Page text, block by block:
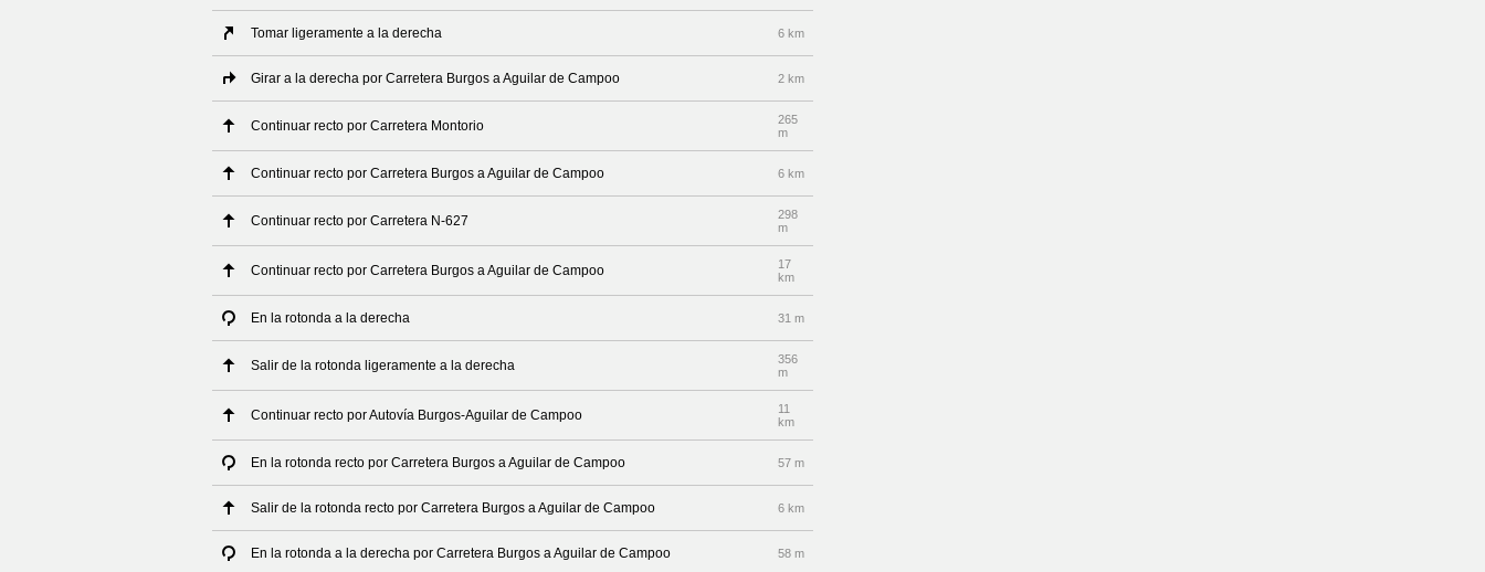
Tomar ligeramente a la derecha 6 km
Girar a la derecha por Carretera Burgos a Aguilar de Campoo 2 km
Continuar recto por Carretera Montorio
265
m
Continuar recto por Carretera Burgos a Aguilar de Campoo 6 km
Continuar recto por Carretera N-627
298
m
Continuar recto por Carretera Burgos a Aguilar de Campoo
17
km
En la rotonda a la derecha 31 m
Salir de la rotonda ligeramente a la derecha
356
m
Continuar recto por Autovía Burgos-Aguilar de Campoo
11
km
En la rotonda recto por Carretera Burgos a Aguilar de Campoo 57 m
Salir de la rotonda recto por Carretera Burgos a Aguilar de Campoo 6 km
En la rotonda a la derecha por Carretera Burgos a Aguilar de Campoo 58 m